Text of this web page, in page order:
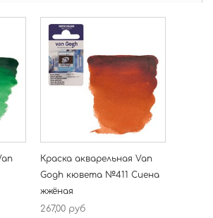
Краска акварельная Van
Gogh кювета №411 Сиена
жжёная
267,00 руб